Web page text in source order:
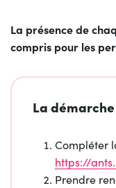
La présence de
compris pour les
La
Compléter
https://
Prendre